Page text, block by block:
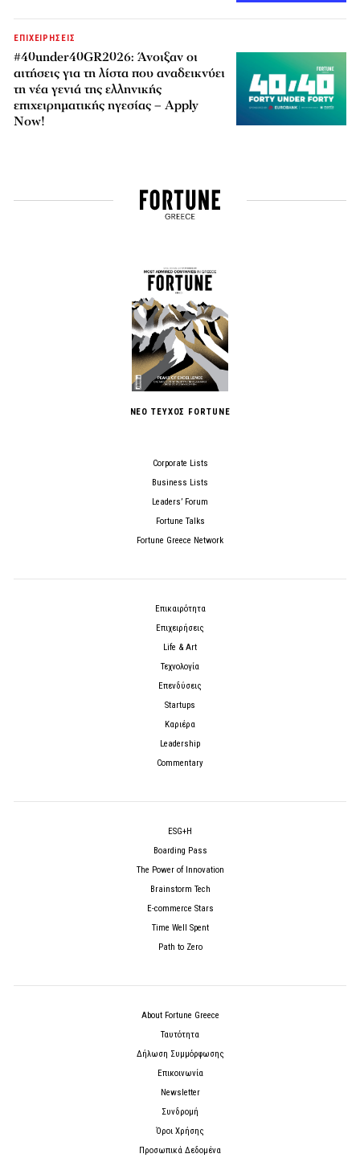
ΕΠΙΧΕΙΡΗΣΕΙΣ
#40under40GR2026: Άνοιξαν οι
αιτήσεις για τη λίστα που αναδεικνύει
τη νέα γενιά της ελληνικής
επιχειρηματικής ηγεσίας – Apply
Now!
ΝΕΟ ΤΕΥΧΟΣ FORTUNE
Corporate Lists
Business Lists
Leaders’ Forum
Fortune Talks
Fortune Greece Network
Επικαιρότητα
Επιχειρήσεις
Life & Art
Τεχνολογία
Επενδύσεις
Startups
Καριέρα
Leadership
Commentary
ESG+H
Boarding Pass
The Power of Innovation
Brainstorm Tech
E-commerce Stars
Time Well Spent
Path to Zero
About Fortune Greece
Ταυτότητα
Δήλωση Συμμόρφωσης
Επικοινωνία
Newsletter
Συνδρομή
Όροι Χρήσης
Προσωπικά Δεδομένα